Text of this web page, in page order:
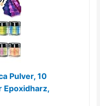
Pulver, 10
Epoxidharz,